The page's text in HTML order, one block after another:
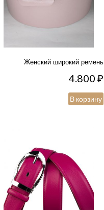
Женский широкий ремень
4.800₽
В корзину